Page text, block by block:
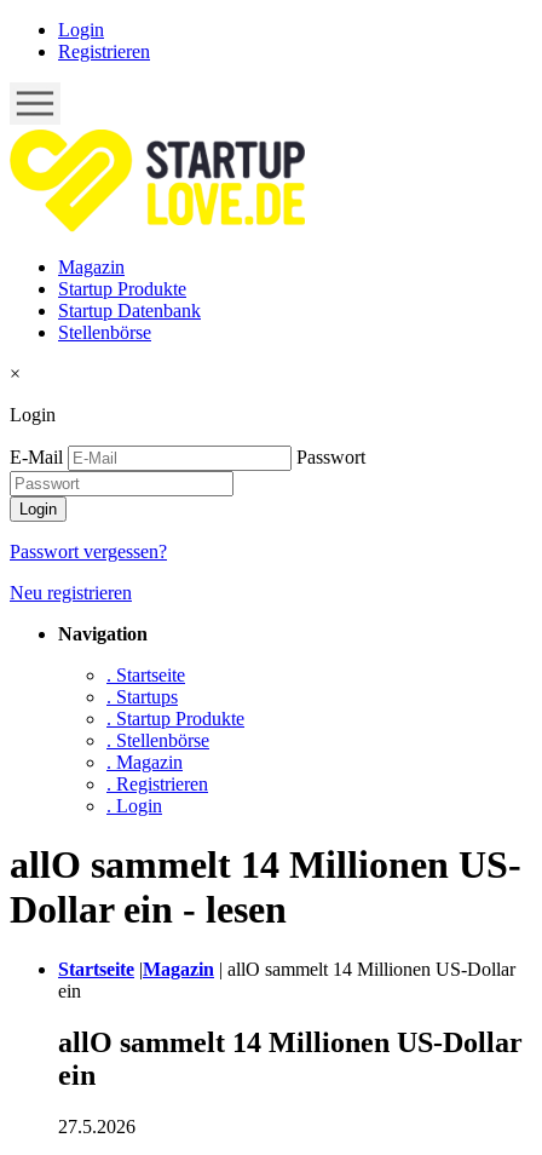
Login
Registrieren
Magazin
Startup Produkte
Startup Datenbank
Stellenbörse
×
Login
E-Mail Passwort
Passwort vergessen?
Neu registrieren
Navigation
. Startseite
. Startups
. Startup Produkte
. Stellenbörse
. Magazin
. Registrieren
. Login
allO sammelt 14 Millionen US-
Dollar ein - lesen
Startseite |Magazin | allO sammelt 14 Millionen US-Dollar
ein
allO sammelt 14 Millionen US-Dollar
ein
27.5.2026